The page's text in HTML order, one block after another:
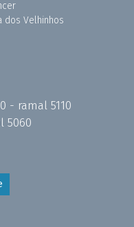
dos Velhinhos
- ramal 5110
5060